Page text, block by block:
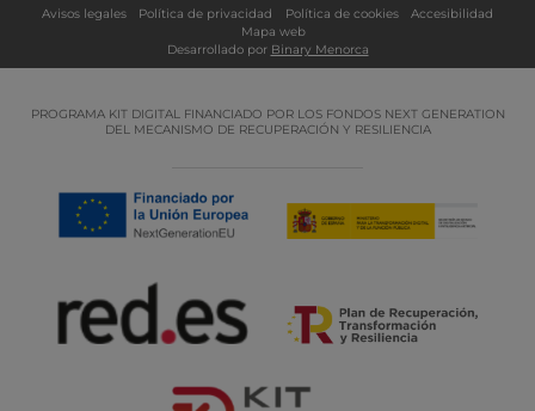
Avisos legales Política de privacidad Política de cookies
Accesibilidad
Mapa web
Desarrollado por Binary Menorca
PROGRAMA KIT DIGITAL FINANCIADO POR LOS FONDOS NEXT GENERATION
DEL MECANISMO DE RECUPERACIÓN Y RESILIENCIA